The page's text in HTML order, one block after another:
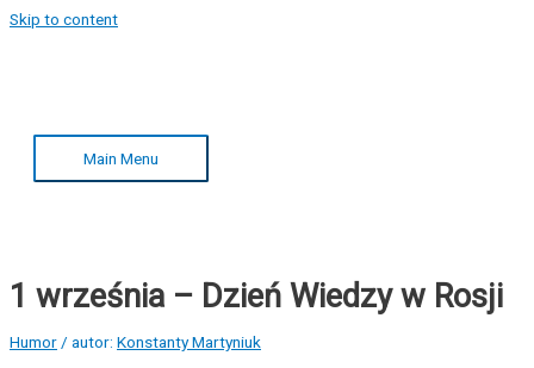
Skip to content
Main Menu
1 września – Dzień Wiedzy w Rosji
Humor / autor: Konstanty Martyniuk